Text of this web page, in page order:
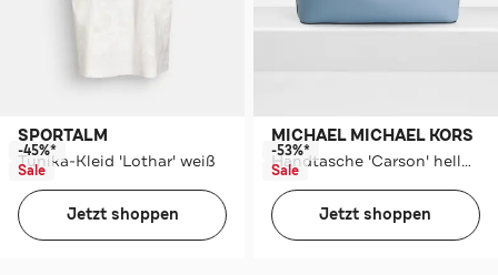
SPORTALM
Tunika-Kleid 'Lothar' weiß
-45%*
Sale
Jetzt shoppen
MICHAEL MICHAEL KORS
Handtasche 'Carson' hellblau
-53%*
Sale
Jetzt shoppen